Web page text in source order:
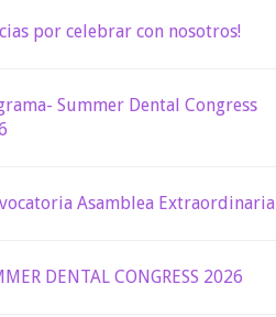
por celebrar con nosotros!
Summer Dental Congress
Asamblea Extraordinaria
DENTAL CONGRESS 2026